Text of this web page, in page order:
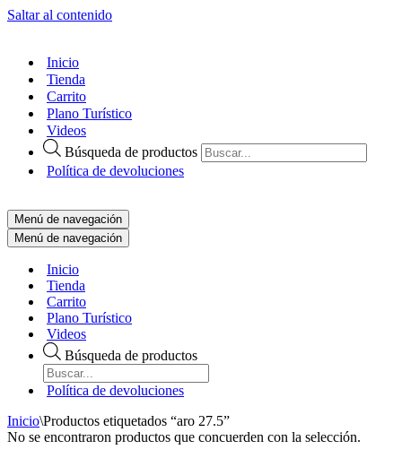
Saltar al contenido
Inicio
Tienda
Carrito
Plano Turístico
Videos
Búsqueda de productos
Política de devoluciones
Menú de navegación
Menú de navegación
Inicio
Tienda
Carrito
Plano Turístico
Videos
Búsqueda de productos
Política de devoluciones
Inicio\Productos etiquetados “aro 27.5”
No se encontraron productos que concuerden con la selección.